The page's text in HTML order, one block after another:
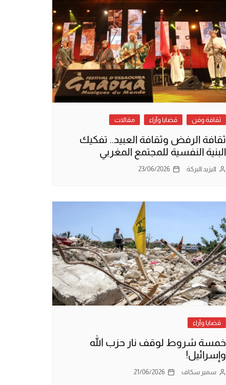
ثقافة وفن قضايا وآراء مقالات
ثقافة الرفض وثقافة العبيد.. تفكيك
البنية النفسية للمجتمع المغربي
اليزيد البركة 23/06/2026
قضايا وآراء
خمسة شروط لوقف نار حزب الله
وإسرائيل!
سمير سكاف 21/06/2026